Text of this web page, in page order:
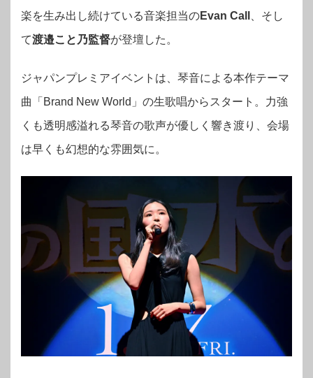
楽を生み出し続けている音楽担当のEvan Call
、そし
て渡邉こと乃監督が登壇した。
ジャパンプレミアイベントは、琴音による本作テーマ
曲「Brand New World」の生歌唱からスタート。力強
くも透明感溢れる琴音の歌声が優しく響き渡り、会場
は早くも幻想的な雰囲気に。